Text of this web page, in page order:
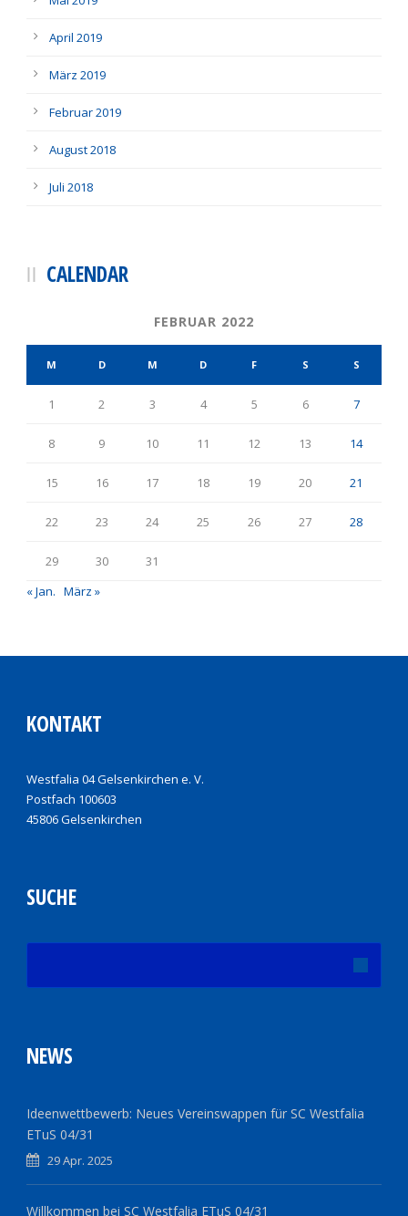
April 2019
März 2019
Februar 2019
August 2018
Juli 2018
CALENDAR
FEBRUAR 2022
M D M D F S S
1 2 3 4 5 6 7
8 9 10 11 12 13 14
15 16 17 18 19 20 21
22 23 24 25 26 27 28
29 30
31
« Jan. März »
KONTAKT
Westfalia 04 Gelsenkirchen e. V.
Postfach 100603
45806 Gelsenkirchen
SUCHE
NEWS
Ideenwettbewerb: Neues Vereinswappen für SC Westfalia
ETuS 04/31
29 Apr. 2025
Willkommen bei SC Westfalia ETuS 04/31